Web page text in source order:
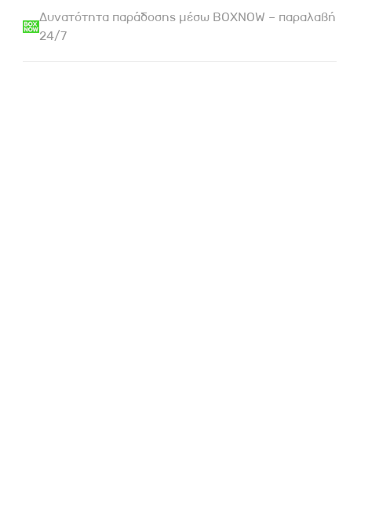
Δυνατότητα παράδοσης μέσω BOXNOW – παραλαβή
24/7